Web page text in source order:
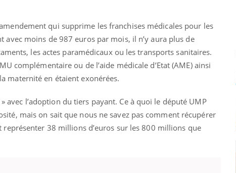
qui supprime les franchises médicales pour les
avec moins de 987 euros par mois, il n’y aura plus de
les actes paramédicaux ou les transports sanitaires.
complémentaire ou de l’aide médicale d’Etat (AME) ainsi
maternité en étaient exonérées.
avec l’adoption du tiers payant. Ce à quoi le député UMP
mais on sait que nous ne savez pas comment récupérer
représenter 38 millions d’euros sur les 800 millions que